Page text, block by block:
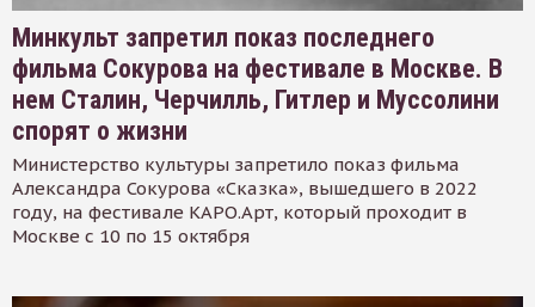
Минкульт запретил показ последнего
фильма Сокурова на фестивале в Москве. В
нем Сталин, Черчилль, Гитлер и Муссолини
спорят о жизни
Министерство культуры запретило показ фильма
Александра Сокурова «Сказка», вышедшего в 2022
году, на фестивале КАРО.Арт, который проходит в
Москве с 10 по 15 октября